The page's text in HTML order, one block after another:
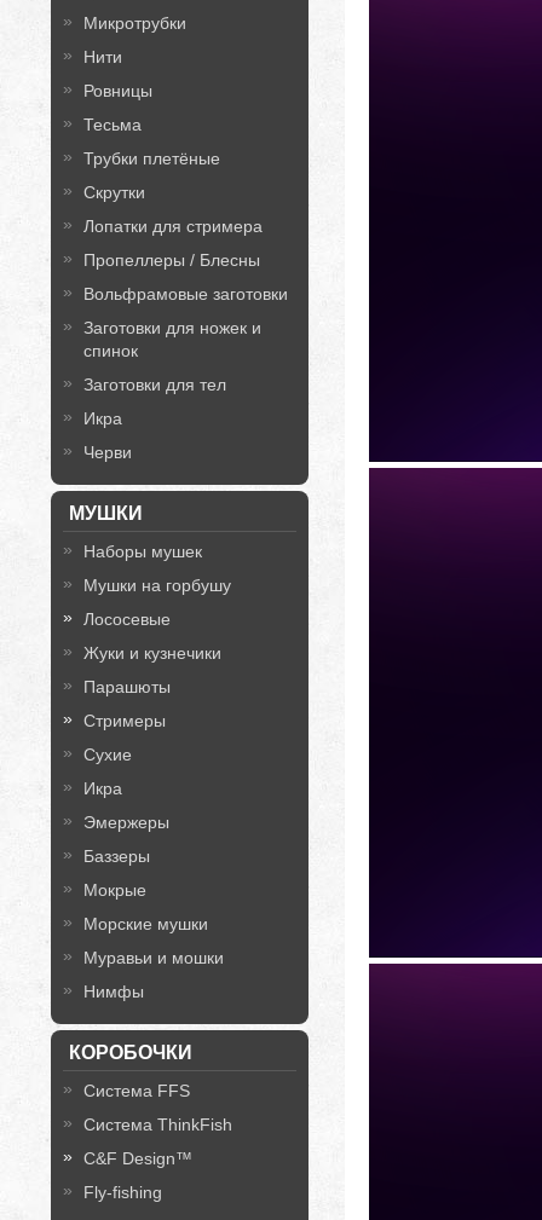
Микротрубки
Нити
Ровницы
Тесьма
Трубки плетёные
Скрутки
Лопатки для стримера
Пропеллеры / Блесны
Вольфрамовые заготовки
Заготовки для ножек и
спинок
Заготовки для тел
Икра
Черви
МУШКИ
Наборы мушек
Мушки на горбушу
Лососевые
Жуки и кузнечики
Парашюты
Стримеры
Сухие
Икра
Эмержеры
Баззеры
Мокрые
Морские мушки
Муравьи и мошки
Нимфы
КОРОБОЧКИ
Система FFS
Система ThinkFish
C&F Design™
Fly-fishing